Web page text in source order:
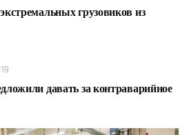
грузовиков из
давать за контраварийное